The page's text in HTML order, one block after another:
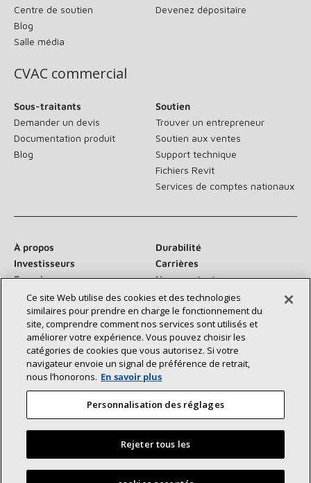
Centre de soutien
Blog
Salle média
Devenez dépositaire
CVAC commercial
Sous-traitants
Demander un devis
Documentation produit
Blog
Soutien
Trouver un entrepreneur
Soutien aux ventes
Support technique
Fichiers Revit
Services de comptes nationaux
À propos
Durabilité
Investisseurs
Carrières
Fournisseurs
Nous contacter
Salle de presse
Communiquez avec nous :
©2026 Lennox International Inc.
Déclaration d’accessibilité
Confidentialité
Ce site Web utilise des cookies et des technologies
similaires pour prendre en charge le fonctionnement du
site, comprendre comment nos services sont utilisés et
améliorer votre expérience. Vous pouvez choisir les
catégories de cookies que vous autorisez. Si votre
navigateur envoie un signal de préférence de retrait,
nous l’honorons. En savoir plus
Personnalisation des réglages
Rejeter tous les